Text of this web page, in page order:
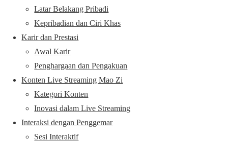
Latar Belakang Pribadi
Kepribadian dan Ciri Khas
Karir dan Prestasi
Awal Karir
Penghargaan dan Pengakuan
Konten Live Streaming Mao Zi
Kategori Konten
Inovasi dalam Live Streaming
Interaksi dengan Penggemar
Sesi Interaktif